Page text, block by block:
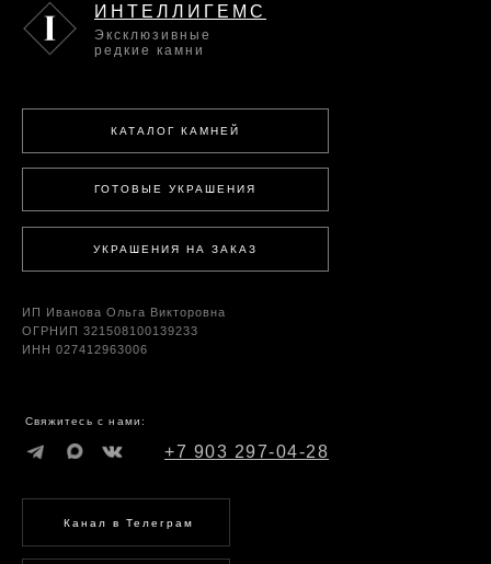
КАТАЛОГ КАМНЕЙ
УКРАШЕНИЯ НА ЗАКАЗ
ГОТОВЫЕ УКРАШЕНИЯ
Эксклюзивные
редкие камни
ИНТЕЛЛИГЕМС
+7 903 297-04-28
Канал в Телеграм
Свяжитесь с нами:
ИП Иванова Ольга Викторовна
ОГРНИП 321508100139233
ИНН 027412963006